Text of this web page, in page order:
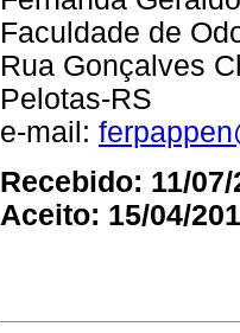
Faculdade de
Rua Gonçalves
Pelotas-RS
e-mail:
Recebido: 11/07/
Aceito: 15/04/